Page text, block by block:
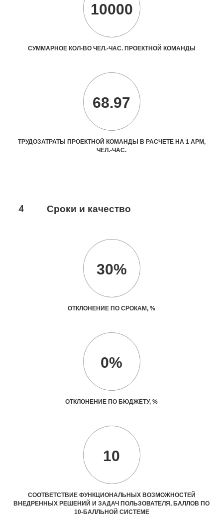
10000
СУММАРНОЕ КОЛ-ВО ЧЕЛ.-ЧАС. ПРОЕКТНОЙ КОМАНДЫ
68.97
ТРУДОЗАТРАТЫ ПРОЕКТНОЙ КОМАНДЫ В РАСЧЕТЕ НА 1 АРМ,
ЧЕЛ.-ЧАС.
4 Сроки и качество
30%
ОТКЛОНЕНИЕ ПО СРОКАМ, %
0%
ОТКЛОНЕНИЕ ПО БЮДЖЕТУ, %
10
СООТВЕТСТВИЕ ФУНКЦИОНАЛЬНЫХ ВОЗМОЖНОСТЕЙ
ВНЕДРЕННЫХ РЕШЕНИЙ И ЗАДАЧ ПОЛЬЗОВАТЕЛЯ, БАЛЛОВ ПО
10-БАЛЛЬНОЙ СИСТЕМЕ